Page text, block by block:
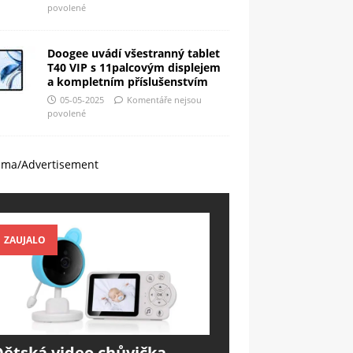
povolené
Doogee uvádí všestranný tablet
T40 VIP s 11palcovým displejem
a kompletním příslušenstvím
05-05-2025
Komentáře nejsou
povolené
Advertisement
ZAUJALO